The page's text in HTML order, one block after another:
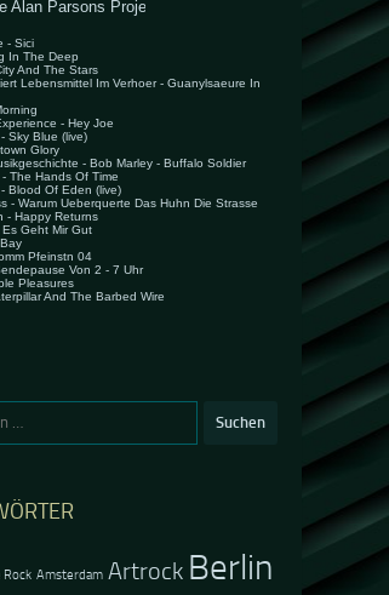
Rock Amsterdam Artrock Berlin